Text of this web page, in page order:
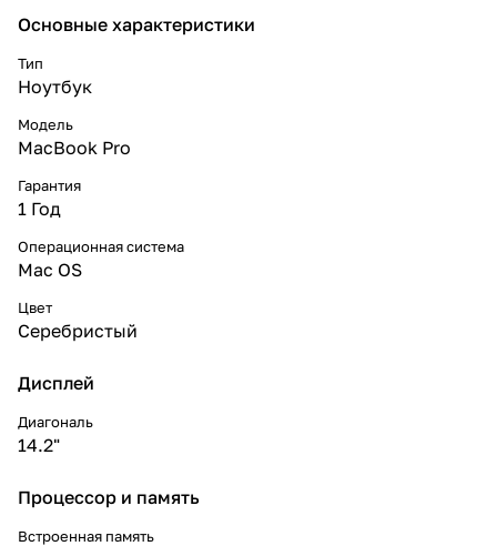
Основные характеристики
Тип
Ноутбук
Модель
MacBook Pro
Гарантия
1 Год
Операционная система
Mac OS
Цвет
Серебристый
Дисплей
Диагональ
14.2"
Процессор и память
Встроенная память